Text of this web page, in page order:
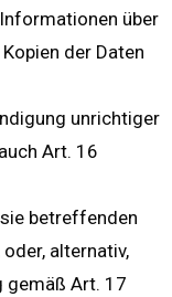
über
der Daten
unrichtiger
Art. 16
betreffenden
alternativ,
gemäß Art. 17